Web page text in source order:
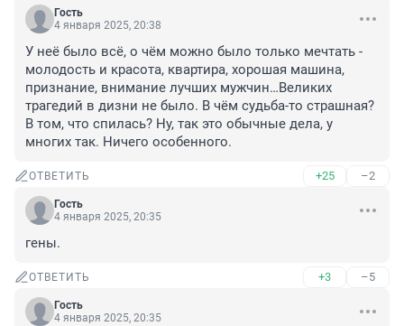
Гость
4 января 2025, 20:38
У неё было всё, о чём можно было только мечтать -
молодость и красота, квартира, хорошая машина,
признание, внимание лучших мужчин…Великих
трагедий в дизни не было. В чём судьба-то страшная?
В том, что спилась? Ну, так это обычные дела, у
многих так. Ничего особенного.
ОТВЕТИТЬ +25 –2
Гость
4 января 2025, 20:35
гены.
ОТВЕТИТЬ +3 –5
Гость
4 января 2025, 20:35